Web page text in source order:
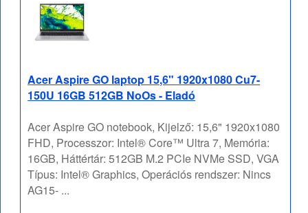
Acer Aspire GO laptop 15,6" 1920x1080 Cu7-
150U 16GB 512GB NoOs - Eladó
Acer Aspire GO notebook, Kijelző: 15,6" 1920x1080
FHD, Processzor: Intel® Core™ Ultra 7, Memória:
16GB, Háttértár: 512GB M.2 PCIe NVMe SSD, VGA
Típus: Intel® Graphics, Operációs rendszer: Nincs
AG15- ...